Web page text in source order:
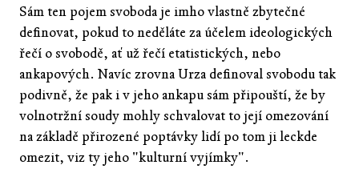
Sám ten pojem svoboda je imho vlastně zbytečné
definovat, pokud to neděláte za účelem ideologických
řečí o svobodě, ať už řečí etatistických, nebo
ankapových. Navíc zrovna Urza definoval svobodu tak
podivně, že pak i v jeho ankapu sám připouští, že by
volnotržní soudy mohly schvalovat to její omezování
na základě přirozené poptávky lidí po tom ji leckde
omezit, viz ty jeho "kulturní vyjímky".